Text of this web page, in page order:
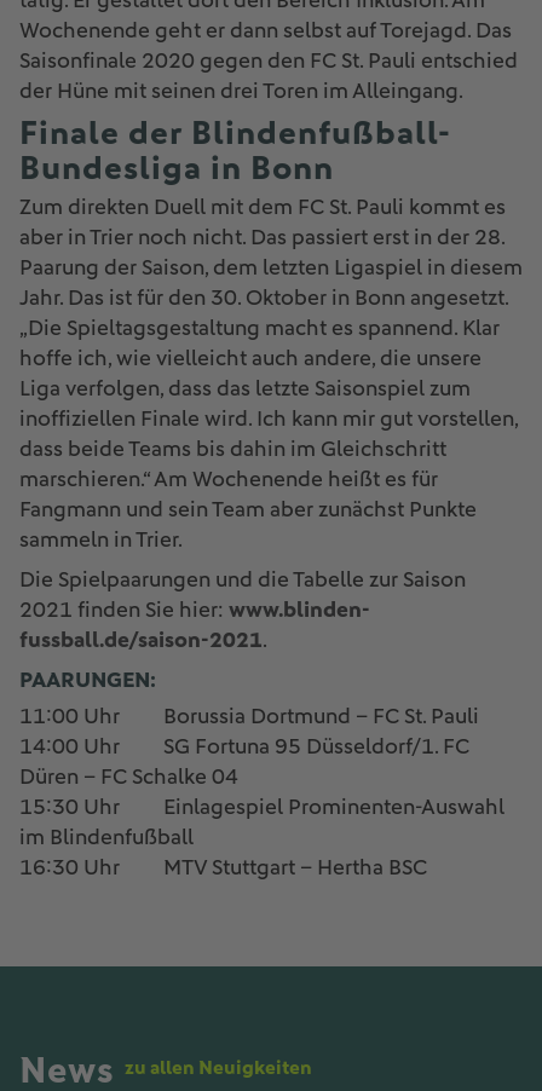
Wochenende geht er dann selbst auf Torejagd. Das
Saisonfinale 2020 gegen den FC St. Pauli entschied
der Hüne mit seinen drei Toren im Alleingang.
Finale der Blindenfußball-
Bundesliga in Bonn
Zum direkten Duell mit dem FC St. Pauli kommt es
aber in Trier noch nicht. Das passiert erst in der 28.
Paarung der Saison, dem letzten Ligaspiel in diesem
Jahr. Das ist für den 30. Oktober in Bonn angesetzt.
„Die Spieltagsgestaltung macht es spannend. Klar
hoffe ich, wie vielleicht auch andere, die unsere
Liga verfolgen, dass das letzte Saisonspiel zum
inoffiziellen Finale wird. Ich kann mir gut vorstellen,
dass beide Teams bis dahin im Gleichschritt
marschieren.“ Am Wochenende heißt es für
Fangmann und sein Team aber zunächst Punkte
sammeln in Trier.
Die Spielpaarungen und die Tabelle zur Saison
2021 finden Sie hier: www.blinden-
fussball.de/saison-2021.
PAARUNGEN:
11:00 Uhr Borussia Dortmund – FC St. Pauli
14:00 Uhr SG Fortuna 95 Düsseldorf/1. FC
Düren – FC Schalke 04
15:30 Uhr Einlagespiel Prominenten-Auswahl
im Blindenfußball
16:30 Uhr MTV Stuttgart – Hertha BSC
News zu allen Neuigkeiten